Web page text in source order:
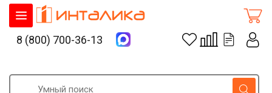
8 (800) 700-36-13